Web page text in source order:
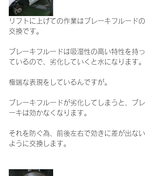
リフトに上げての作業はブレーキフルードの
交換です。
ブレーキフルードは吸湿性の高い特性を持っ
ているので、劣化していくと水になります。
極端な表現をしているんですが。
ブレーキフルードが劣化してしまうと、ブレ
ーキは効かなくなります。
それを防ぐ為、前後左右で効きに差が出ない
ように交換します。